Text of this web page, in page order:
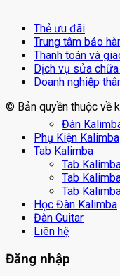
Thẻ ưu đãi
Trung tâm bảo
Thanh toán và
Dịch vụ sửa
Doanh nghiệp
© Bản quyền thuộc về
Đàn
Phụ Kiện Kalimba
Tab Kalimba
Tab
Tab
Tab
Học Đàn Kalimba
Đàn Guitar
Liên hệ
Đăng nhập